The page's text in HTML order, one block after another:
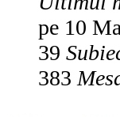
pe 10
39
383